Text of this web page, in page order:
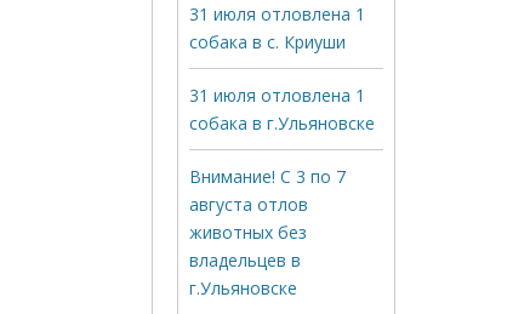
31 июля отловлена 1
собака в с. Криуши
31 июля отловлена 1
собака в г.Ульяновске
Внимание! С 3 по 7
августа отлов
животных без
владельцев в
г.Ульяновске